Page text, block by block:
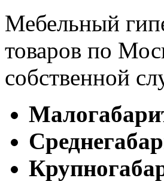
Мебельный
товаров по
собственной